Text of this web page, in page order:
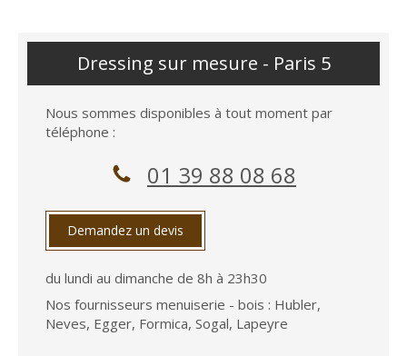
Dressing sur mesure - Paris 5
Nous sommes disponibles à tout moment par
téléphone :
01 39 88 08 68
Demandez un devis
du lundi au dimanche de 8h à 23h30
Nos fournisseurs menuiserie - bois : ​Hubler,
Neves, Egger, Formica, Sogal, Lapeyre